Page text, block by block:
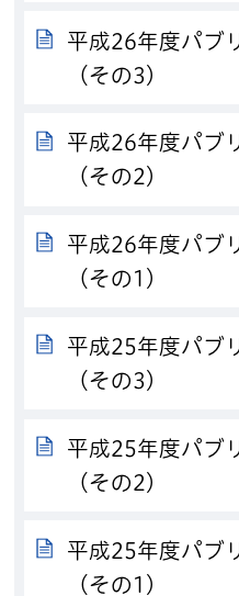
平成26年度パブ
（その3）
平成26年度パブ
（その2）
平成26年度パブ
（その1）
平成25年度パブ
（その3）
平成25年度パブ
（その2）
平成25年度パブ
（その1）